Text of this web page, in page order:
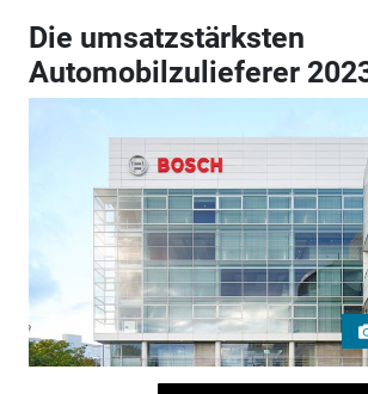
Die umsatzstärksten
Automobilzulieferer